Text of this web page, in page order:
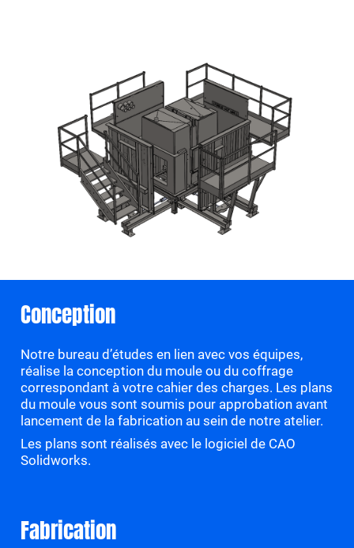
Conception
Notre bureau d’études en lien avec vos équipes,
réalise la conception du moule ou du coffrage
correspondant à votre cahier des charges. Les plans
du moule vous sont soumis pour approbation avant
lancement de la fabrication au sein de notre atelier.
Les plans sont réalisés avec le logiciel de CAO
Solidworks.
Fabrication